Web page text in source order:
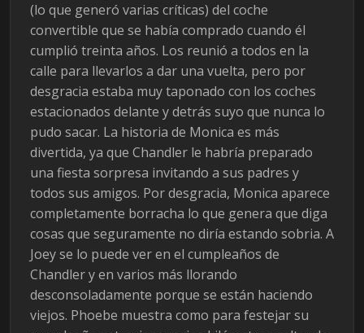
(lo que generó varias críticas) del coche
convertible que se había comprado cuando él
cumplió treinta años. Los reunió a todos en la
calle para llevarlos a dar una vuelta, pero por
desgracia estaba muy taponado con los coches
estacionados delante y detrás suyo que nunca lo
pudo sacar. La historia de Monica es más
divertida, ya que Chandler le habría preparado
una fiesta sorpresa invitando a sus padres y
todos sus amigos. Por desgracia, Monica aparece
completamente borracha lo que genera que diga
cosas que seguramente no diría estando sobria. A
Joey se lo puede ver en el cumpleaños de
Chandler y en varios más llorando
desconsoladamente porque se están haciendo
viejos. Phoebe muestra como para festejar su